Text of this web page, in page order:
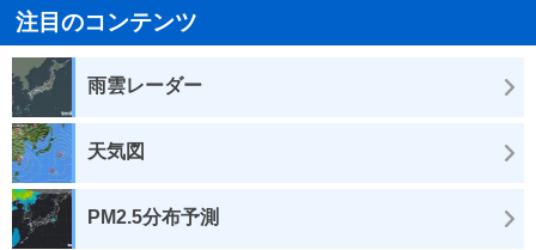
注目のコンテンツ
雨雲レーダー
天気図
PM2.5分布予測